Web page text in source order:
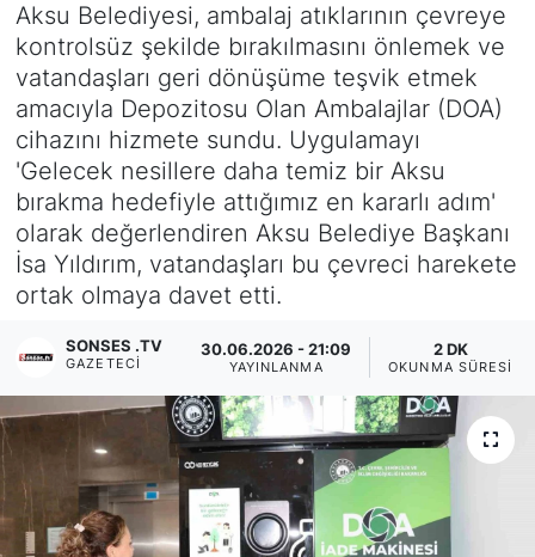
Aksu Belediyesi, ambalaj atıklarının çevreye
kontrolsüz şekilde bırakılmasını önlemek ve
vatandaşları geri dönüşüme teşvik etmek
amacıyla Depozitosu Olan Ambalajlar (DOA)
cihazını hizmete sundu. Uygulamayı
'Gelecek nesillere daha temiz bir Aksu
bırakma hedefiyle attığımız en kararlı adım'
olarak değerlendiren Aksu Belediye Başkanı
İsa Yıldırım, vatandaşları bu çevreci harekete
ortak olmaya davet etti.
SONSES .TV
GAZETECI
30.06.2026 - 21:09
YAYINLANMA
2 DK
OKUNMA SÜRESI
DÜNYA
KÜLTÜR - SANAT
MAGAZİN
SAĞLIK
Siyaset
YEREL HABER
Haberde insan
Tanıtım
Süper Lig Puan Durumu ve Fikstür
Tüm Manşetler
Son Dakika Haberleri
Haber Arşivi